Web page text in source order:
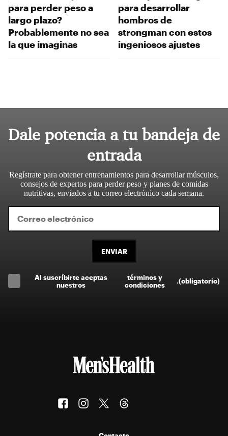
para perder peso a
largo plazo?
Probablemente no sea
la que imaginas
para desarrollar
hombros de
strongman con estos
ingeniosos ajustes
Dale potencia a tu bandeja de
entrada
Regístrate para obtener entrenamientos para desarrollar músculos,
consejos de expertos para perder peso y planes de comidas
nutritivas, enviados a tu correo electrónico cada semana.
ENVIAR
Al suscríbirte aceptas
nuestros
términos y
condiciones
.(obligatorio)